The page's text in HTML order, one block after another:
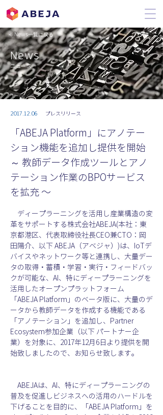
＜ News一覧に戻る
News
ニュース
2017.12.06 プレスリリース
「ABEJA Platform」にアノテー
ション機能を追加し提供を開始
～ 教師データ作成ツールとアノ
テーション作業のBPOサービス
を拡充 〜
ディープラーニングを活用し産業構造の変
革をサポートする株式会社ABEJA(本社：東
京都港区、代表取締役社長CEO兼CTO：岡
田陽介、以下 ABEJA（アベジャ）)は、IoTデ
バイスやネットワーク等と連携し、大量デー
タの取得・蓄積・学習・実行・フィードバッ
クが可能な、AI、特にディープラーニングを
活用したオープンプラットフォーム
「ABEJA Platform」のベータ版に、大量のデ
ータから教師データを作成する機能である
「アノテーション」を追加し、Partner
Ecosystem参加企業（以下 パートナー企
業）を対象に、2017年12月6日より提供を開
始致しましたので、お知らせ致します。
ABEJAは、AI、特にディープラーニングの
普及を促進しビジネスへの活用のハードルを
下げることを目的に、「ABEJA Platform」を